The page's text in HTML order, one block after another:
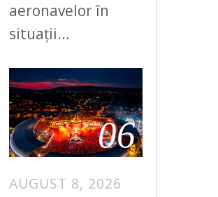
aeronavelor în
situații…
06
AUGUST 8, 2026